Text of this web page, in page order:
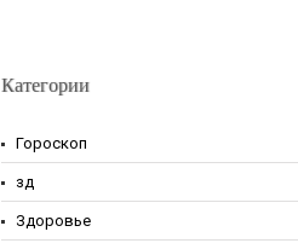
Категории
Гороскоп
зд
Здоровье